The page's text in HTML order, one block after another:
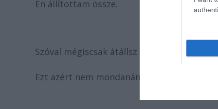
Én állítottam össze.
Szóval mégiscsak átállsz dramaturgnak,
Ezt azért nem mondanám. De ezt a munkát